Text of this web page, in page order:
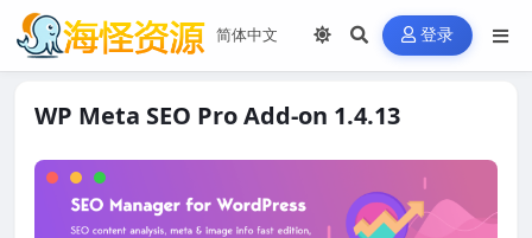
登录
WP Meta SEO Pro Add-on 1.4.13